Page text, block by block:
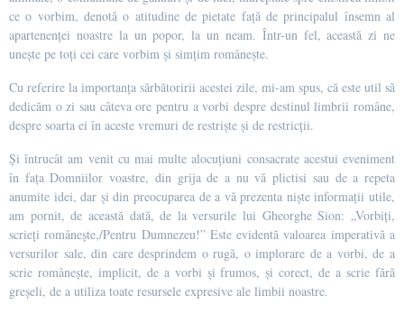
ce o vorbim, denotă o atitudine de pietate față de principalul însemn al
apartenenței noastre la un popor, la un neam. Într-un fel, această zi ne
unește pe toți cei care vorbim și simțim românește.
Cu referire la importanța sărbătoririi acestei zile, mi-am spus, că este util să
dedicăm o zi sau câteva ore pentru a vorbi despre destinul limbrii române,
despre soarta ei în aceste vremuri de restriște și de restricții.
Și întrucât am venit cu mai multe alocuțiuni consacrate acestui eveniment
în fața Domniilor voastre, din grija de a nu vă plictisi sau de a repeta
anumite idei, dar și din preocuparea de a vă prezenta niște informații utile,
am pornit, de această dată, de la versurile lui Gheorghe Sion: „Vorbiți,
scrieți românește,/Pentru Dumnezeu!” Este evidentă valoarea imperativă a
versurilor sale, din care desprindem o rugă, o implorare de a vorbi, de a
scrie românește, implicit, de a vorbi și frumos, și corect, de a scrie fără
greșeli, de a utiliza toate resursele expresive ale limbii noastre.